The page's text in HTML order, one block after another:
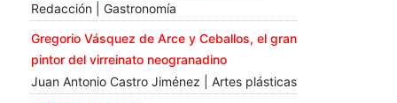
Redacción | Gastronomía
Gregorio Vásquez de Arce y Ceballos, el gran
pintor del virreinato neogranadino
Juan Antonio Castro Jiménez | Artes plásticas